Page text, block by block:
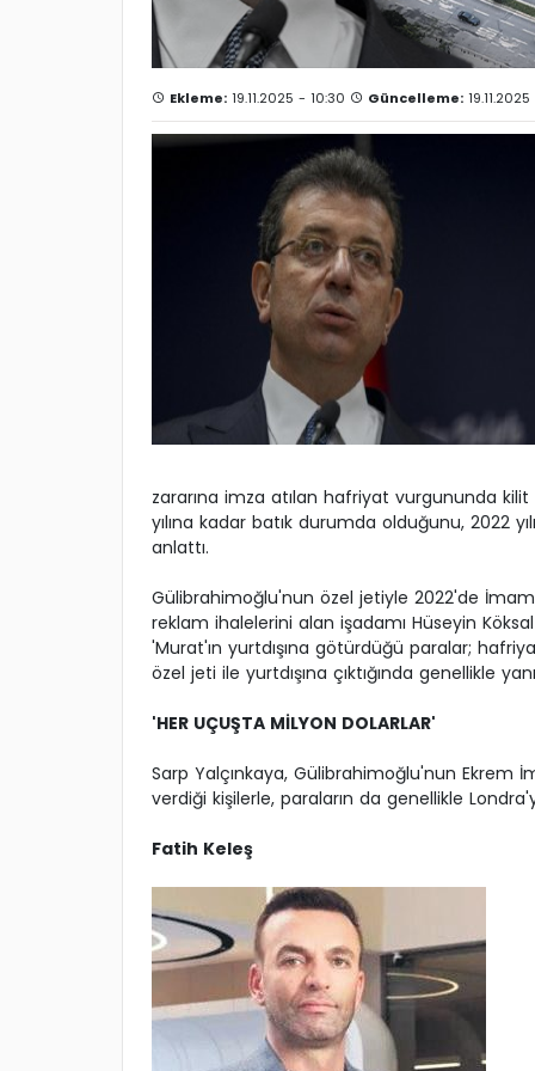
Ekleme: 19.11.2025 - 10:30 Güncelleme:
zararına imza atılan hafriyat vurgununda
yılına kadar batık durumda olduğunu, 2022
anlattı.
Gülibrahimoğlu'nun özel jetiyle 2022'de
reklam ihalelerini alan işadamı Hüseyin
'Murat'ın yurtdışına götürdüğü paralar;
özel jeti ile yurtdışına çıktığında genellikle
'HER UÇUŞTA MİLYON DOLARLAR'
Sarp Yalçınkaya, Gülibrahimoğlu'nun Ekrem
verdiği kişilerle, paraların da genellikle
Fatih Keleş